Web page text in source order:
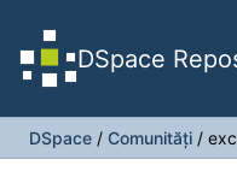
DSpace
DSpace / Comunități /